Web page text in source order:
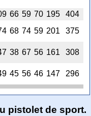
66 59 70 195
404
68 74 59 201 375
38 67 56 161 308
45 56 46 147 296
pistolet de sport.